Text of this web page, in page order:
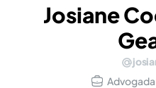
Josiane
Advogada